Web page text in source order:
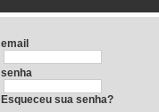
email
senha
Esqueceu sua senha?